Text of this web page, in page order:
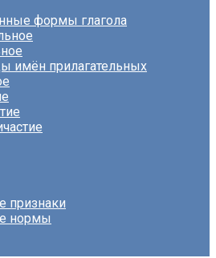
формы глагола
имён прилагательных
признаки
нормы